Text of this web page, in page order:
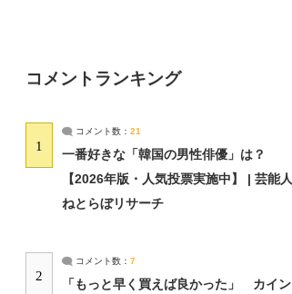
コメントランキング
1
コメント数： 21
一番好きな「韓国の男性俳優」は？
【2026年版・人気投票実施中】 | 芸能人
ねとらぼリサーチ
2
コメント数： 7
「もっと早く買えば良かった」 カイン